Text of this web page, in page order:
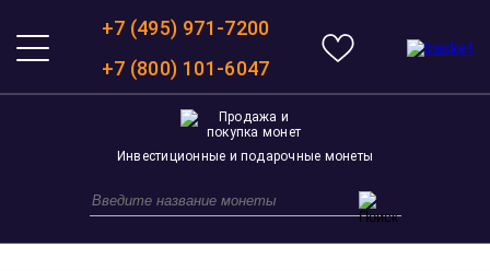
+7 (495) 971-7200
+7 (800) 101-6047
Инвестиционные и подарочные монеты